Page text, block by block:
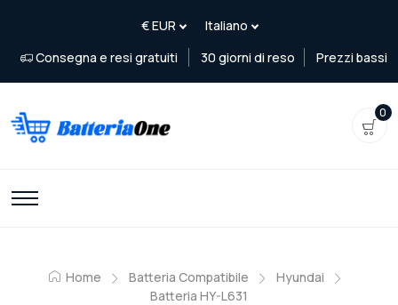
Consegna e resi gratuiti 30 giorni di reso Prezzi bassi
0
Home Batteria Compatibile
Hyundai
Batteria HY-L631